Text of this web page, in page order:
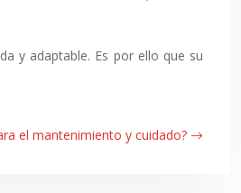
y adaptable. Es por ello que su
el mantenimiento y cuidado?